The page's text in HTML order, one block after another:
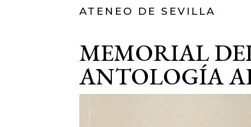
ATENEO DE SEVILLA
MEMORIAL
ANTOLOGÍA